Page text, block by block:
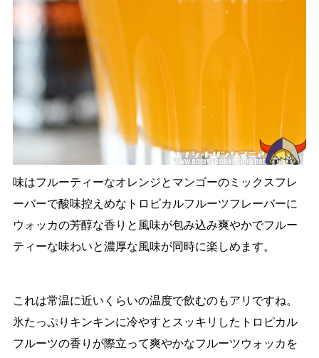
味はフルーティーなオレンジとマンゴーのミックスフレ
ーバーで酸味控えめなトロピカルフルーツフレーバーに
ウォッカの芳醇な香りと風味が包み込み爽やかでフルー
ティーな味わいと濃厚な風味が同時に楽しめます。
これは常温に近いくらいの温度で飲むのもアリですね。
氷たっぷりキンキンに冷やすとスッキリしたトロピカル
フルーツの香りが際立って爽やかなフルーツウォッカを